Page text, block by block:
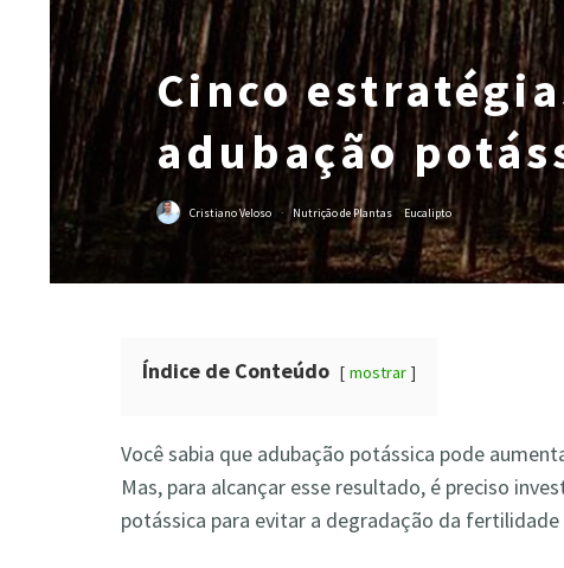
Cinco
adubação
Cristiano Veloso · Nutrição de Plantas Eucalipto
Índice de Conteúdo mostrar
Você sabia que adubação potássica pode
Mas, para alcançar esse resultado, é preciso
potássica para evitar a degradação da fertilidade